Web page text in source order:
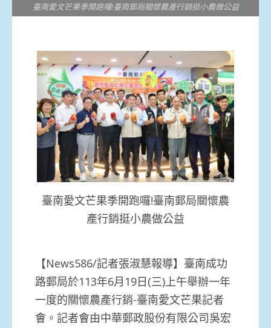
臺南愛文芒果季開跑囉!臺南郵局關懷農產行銷挺小農做公益
臺南愛文芒果季開跑囉!臺南郵局關懷農
產行銷挺小農做公益
【News586/記者張淑慧報導】臺南成功
路郵局於113年6月19日(三)上午舉辦一年
一度的關懷農產行銷-臺南愛文芒果記者
會。記者會由中華郵政股份有限公司吳宏